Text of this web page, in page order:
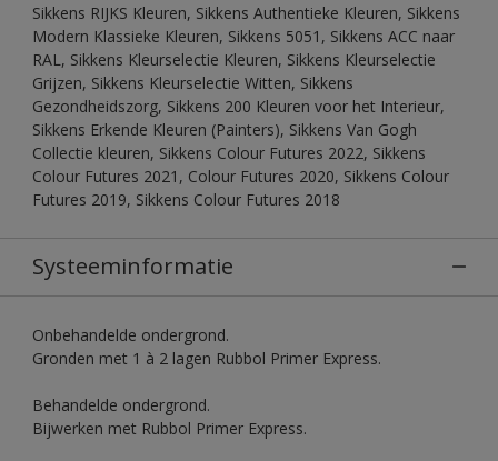
Sikkens RIJKS Kleuren, Sikkens Authentieke Kleuren, Sikkens
Modern Klassieke Kleuren, Sikkens 5051, Sikkens ACC naar
RAL, Sikkens Kleurselectie Kleuren, Sikkens Kleurselectie
Grijzen, Sikkens Kleurselectie Witten, Sikkens
Gezondheidszorg, Sikkens 200 Kleuren voor het Interieur,
Sikkens Erkende Kleuren (Painters), Sikkens Van Gogh
Collectie kleuren, Sikkens Colour Futures 2022, Sikkens
Colour Futures 2021, Colour Futures 2020, Sikkens Colour
Futures 2019, Sikkens Colour Futures 2018
Systeeminformatie
Onbehandelde ondergrond.
Gronden met 1 à 2 lagen Rubbol Primer Express.
Behandelde ondergrond.
Bijwerken met Rubbol Primer Express.